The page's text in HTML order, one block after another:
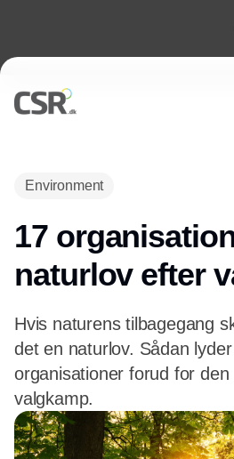
Environment
17
naturlov efter
Hvis naturens tilbagegang
det en naturlov. Sådan
organisationer forud for
valgkamp.